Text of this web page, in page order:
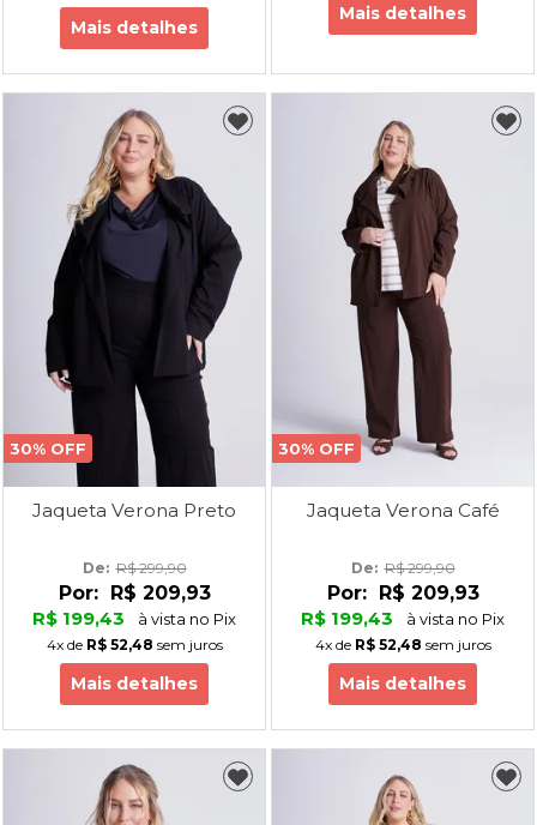
Mais detalhes
Mais detalhes
30% OFF
Jaqueta Verona Preto
De: R$ 299,90
Por: R$ 209,93
R$ 199,43
à vista no Pix
4xde R$ 52,48 sem juros
Mais detalhes
30% OFF
Jaqueta Verona Café
De: R$ 299,90
Por: R$ 209,93
R$ 199,43
à vista no Pix
4xde R$ 52,48 sem juros
Mais detalhes